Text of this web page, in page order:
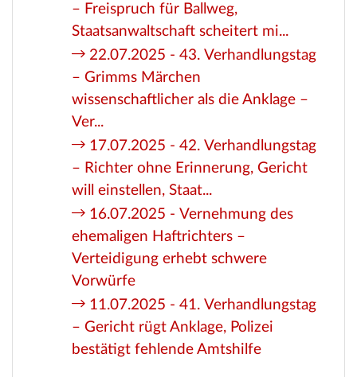
– Freispruch für Ballweg,
Staatsanwaltschaft scheitert mi...
22.07.2025 - 43. Verhandlungstag
– Grimms Märchen
wissenschaftlicher als die Anklage –
Ver...
17.07.2025 - 42. Verhandlungstag
– Richter ohne Erinnerung, Gericht
will einstellen, Staat...
16.07.2025 - Vernehmung des
ehemaligen Haftrichters –
Verteidigung erhebt schwere
Vorwürfe
11.07.2025 - 41. Verhandlungstag
– Gericht rügt Anklage, Polizei
bestätigt fehlende Amtshilfe